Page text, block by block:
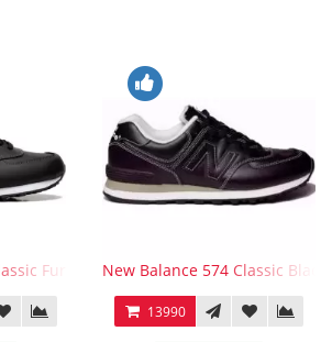
Fur BlackNew Balance 574 Classic Black
13990